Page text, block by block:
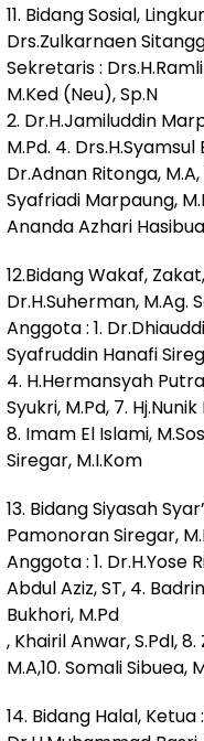
11. Bidang Sosial,
Drs.Zulkarnaen
Sekretaris :
M.Ked (Neu), Sp.N
2. Dr.H.Jamiluddin
M.Pd. 4. Drs.H.Syamsul
Dr.Adnan Ritonga,
Syafriadi Marpaung,
Ananda Azhari
12.Bidang Wakaf,
Dr.H.Suherman, M.Ag.
Anggota : 1.
Syafruddin Hanafi
4. H.Hermansyah
Syukri, M.Pd, 7.
8. Imam El Islami,
Siregar, M.I.Kom
13. Bidang Siyasah
Pamonoran Siregar,
Anggota : 1. Dr.H.Yose
Abdul Aziz, ST, 4.
Bukhori, M.Pd
, Khairil Anwar, S.PdI,
M.A,10. Somali Sibuea,
14. Bidang Halal,